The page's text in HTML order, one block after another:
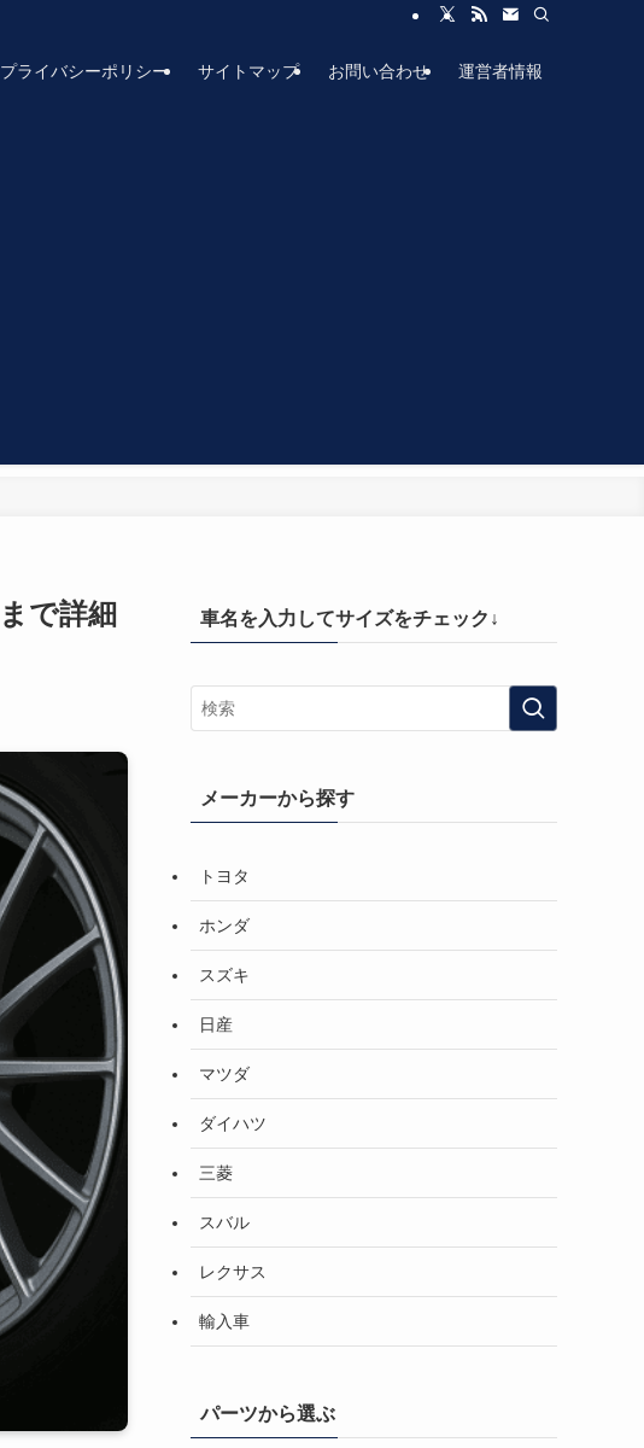
プライバシーポリシー サイトマップ お問い合わせ 運営者情報
で詳細
車名を入力してサイズをチェック↓
メーカーから探す
トヨタ
ホンダ
スズキ
日産
マツダ
ダイハツ
三菱
スバル
レクサス
輸入車
パーツから選ぶ